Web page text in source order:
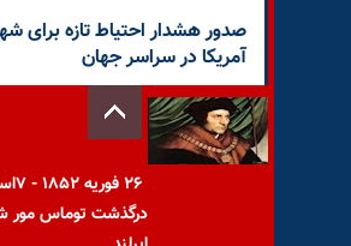
صدور هشدار احتیاط تازه برای
آمریکا در سراسر جهان
۲۶
درگذشت توماس مور